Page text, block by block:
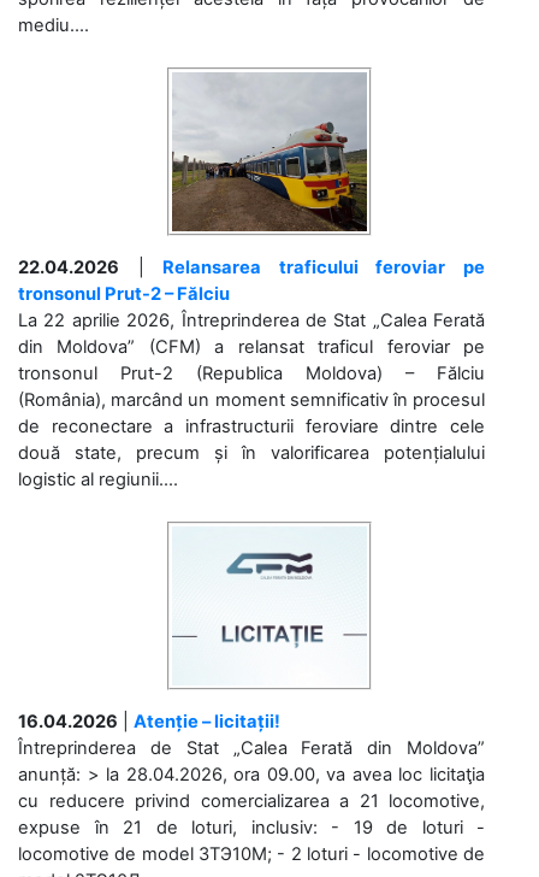
mediu....
22.04.2026
Relansarea traficului feroviar pe
tronsonul Prut-2 – Fălciu
La 22 aprilie 2026, Întreprinderea de Stat „Calea Ferată
din Moldova” (CFM) a relansat traficul feroviar pe
tronsonul Prut-2 (Republica Moldova) – Fălciu
(România), marcând un moment semnificativ în procesul
de reconectare a infrastructurii feroviare dintre cele
două state, precum și în valorificarea potențialului
logistic al regiunii....
16.04.2026
Atenție – licitații!
Întreprinderea de Stat „Calea Ferată din Moldova”
anunță: > la 28.04.2026, ora 09.00, va avea loc licitaţia
cu reducere privind comercializarea a 21 locomotive,
expuse în 21 de loturi, inclusiv: - 19 de loturi -
locomotive de model 3ТЭ10М; - 2 loturi - locomotive de